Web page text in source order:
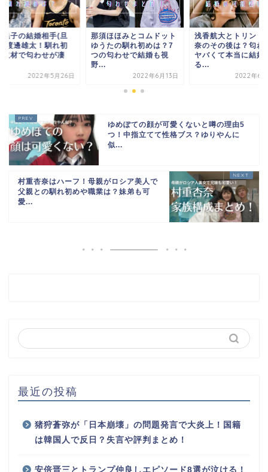
ほほみとコムドット
たの馴れ初めは？7
匂わせで結婚も視
2022年6月13日
浅香航大とトリンドル玲
奈のその後は？匂わせが
ヤバくて本当に結婚す
る...
2022年6月28日
久慈暁子の結婚相手
那)は渡邊雄太！馴
めは取材で匂わせが
か...
2022年5
ゆめぽての顔が可愛くないと噂の理由5
つ！中指立てて性格ブス？ゆりやんに
似...
村重杏奈はハーフ！母親がロシア美人で
父親との馴れ初めや職業は？妹弟も可
愛...
最近の投稿
猪狩蒼弥が「日本崩壊」の問題発言で大炎上！国籍
は韓国人で反日？失言や評判まとめ！
安倍晋三とトランプ仲良しエピソード8選が泣ける！